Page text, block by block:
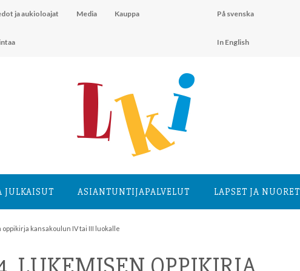
ja aukioloajat Media Kauppa På svenska
In English
JULKAISUT ASIANTUNTIJA­PALVELUT LAPSET JA NUORET
kansakoulun IV tai III luokalle